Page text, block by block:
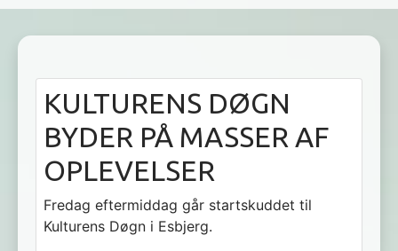
KULTURENS DØGN
BYDER PÅ MASSER AF
OPLEVELSER
Fredag eftermiddag går startskuddet til
Kulturens Døgn i Esbjerg.